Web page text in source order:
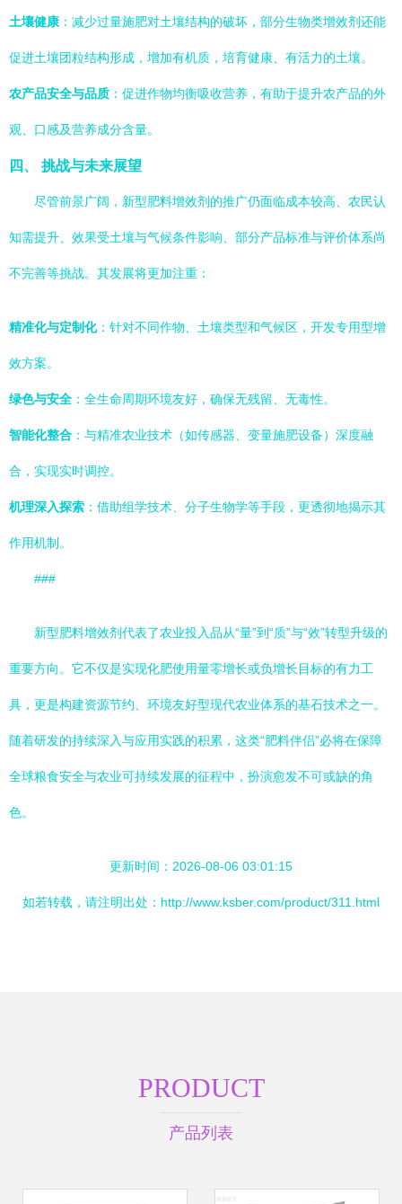
土壤健康 ：减少过量施肥对土壤结构的破坏，部分生物类增效剂还能
促进土壤团粒结构形成，增加有机质，培育健康、有活力的土壤。
农产品安全与品质 ：促进作物均衡吸收营养，有助于提升农产品的外
观、口感及营养成分含量。
四、 挑战与未来展望
尽管前景广阔，新型肥料增效剂的推广仍面临成本较高、农民认
知需提升、效果受土壤与气候条件影响、部分产品标准与评价体系尚
不完善等挑战。其发展将更加注重：
精准化与定制化：针对不同作物、土壤类型和气候区，开发专用型增
效方案。
绿色与安全 ：全生命周期环境友好，确保无残留、无毒性。
智能化整合 ：与精准农业技术（如传感器、变量施肥设备）深度融
合，实现实时调控。
机理深入探索 ：借助组学技术、分子生物学等手段，更透彻地揭示其
作用机制。
###
新型肥料增效剂代表了农业投入品从“量”到“质”与“效”转型升级的
重要方向。它不仅是实现化肥使用量零增长或负增长目标的有力工
具，更是构建资源节约、环境友好型现代农业体系的基石技术之一。
随着研发的持续深入与应用实践的积累，这类“肥料伴侣”必将在保障
全球粮食安全与农业可持续发展的征程中，扮演愈发不可或缺的角
色。
更新时间：2026-08-06 03:01:15
如若转载，请注明出处：http://www.ksber.com/product/311.html
PRODUCT
产品列表